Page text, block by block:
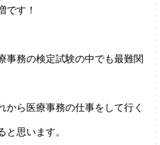
です！
事務の検定試験の中でも最難関
から医療事務の仕事をして行く
と思います。